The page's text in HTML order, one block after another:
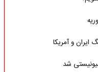
ایران و آمریکا
شد